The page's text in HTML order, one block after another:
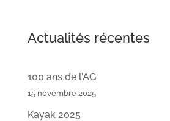
Actualités récentes
100 ans de l’AG
15 novembre 2025
Kayak 2025